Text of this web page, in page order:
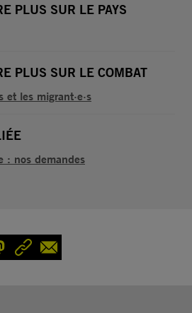
PLUS SUR LE PAYS
PLUS SUR LE COMBAT
et les migrant·e·s
: nos demandes